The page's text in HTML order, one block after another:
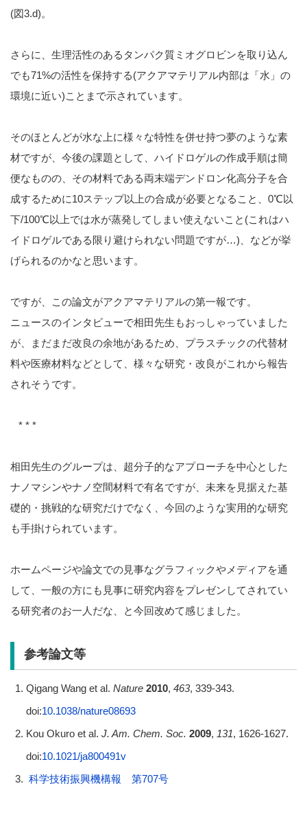
(図3.d)。
さらに、生理活性のあるタンパク質ミオグロビンを取り込ん
でも71%の活性を保持する(アクアマテリアル内部は「水」の
環境に近い)ことまで示されています。
そのほとんどが水な上に様々な特性を併せ持つ夢のような素
材ですが、今後の課題として、ハイドロゲルの作成手順は簡
便なものの、その材料である両末端デンドロン化高分子を合
成するために10ステップ以上の合成が必要となること、0℃以
下/100℃以上では水が蒸発してしまい使えないこと(これはハ
イドロゲルである限り避けられない問題ですが…)、などが挙
げられるのかなと思います。
ですが、この論文がアクアマテリアルの第一報です。
ニュースのインタビューで相田先生もおっしゃっていました
が、まだまだ改良の余地があるため、プラスチックの代替材
料や医療材料などとして、様々な研究・改良がこれから報告
されそうです。
* * *
相田先生のグループは、超分子的なアプローチを中心とした
ナノマシンやナノ空間材料で有名ですが、未来を見据えた基
礎的・挑戦的な研究だけでなく、今回のような実用的な研究
も手掛けられています。
ホームページや論文での見事なグラフィックやメディアを通
して、一般の方にも見事に研究内容をプレゼンしてされてい
る研究者のお一人だな、と今回改めて感じました。
参考論文等
Qigang Wang et al. Nature 2010, 463, 339-343.
doi:10.1038/nature08693
Kou Okuro et al. J. Am. Chem. Soc. 2009, 131, 1626-1627.
doi:10.1021/ja800491v
科学技術振興機構報 第707号